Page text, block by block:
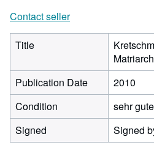
Contact seller
Title
Publication Date
2010
Condition
sehr
Signed
Signed